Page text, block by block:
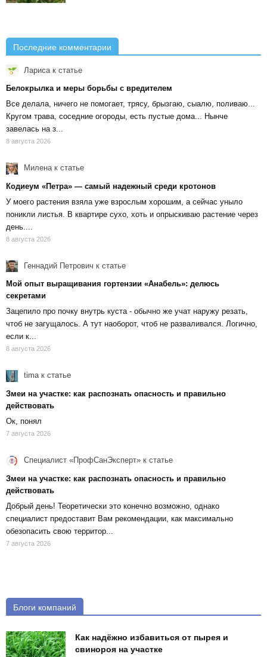
Последние комментарии
Лариса к статье
Белокрылка и меры борьбы с вредителем
Все делала, ничего не помогает, трясу, брызгаю, сыалю, поливаю...
Кругом трава, соседние огороды, есть пустые дома... Нынче
завелась на з...
8 августа 2026
Миленак статье
Кодиеум «Петра» — самый надежный среди кротонов
У моего растения взяла уже взрослым хорошим, а сейчас уныло
поникли листья. В квартире сухо, хоть и опрыскиваю растение через
день....
8 августа 2026
Геннадий Петрович к статье
Мой опыт выращивания гортензии «Анабель»: делюсь
секретами
Зацепило про почку внутрь куста - обычно же учат наружу резать,
чтоб не загущалось. А тут наоборот, чтоб не разваливался. Логично,
если к...
8 августа 2026
timaк статье
Змеи на участке: как распознать опасность и правильно
действовать
Ок, понял
7 августа 2026
Специалист «ПрофСанЭксперт» к статье
Змеи на участке: как распознать опасность и правильно
действовать
Добрый день! Теоретически это конечно возможно, однако
специалист предоставит Вам рекомендации, как максимально
обезопасить свою территор...
7 августа 2026
Блоги компаний
Как надёжно избавиться от пырея и
свинороя на участке